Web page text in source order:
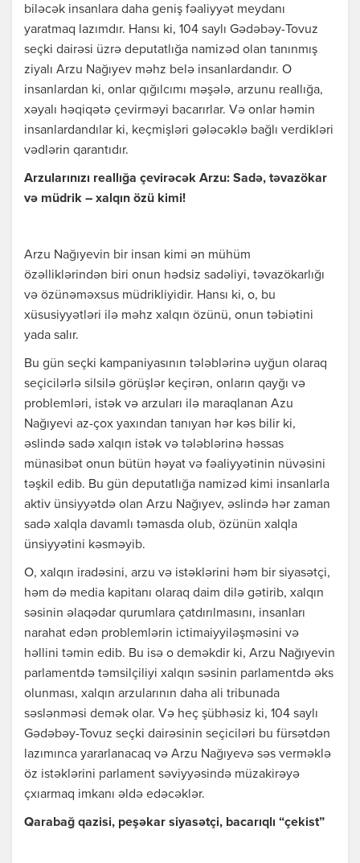
biləcək insanlara daha geniş fəaliyyət meydanı
yaratmaq lazımdır. Hansı ki, 104 saylı Gədəbəy-Tovuz
seçki dairəsi üzrə deputatlığa namizəd olan tanınmış
ziyalı Arzu Nağıyev məhz belə insanlardandır. O
insanlardan ki, onlar qığılcımı məşələ, arzunu reallığa,
xəyalı həqiqətə çevirməyi bacarırlar. Və onlar həmin
insanlardandılar ki, keçmişləri gələcəklə bağlı verdikləri
vədlərin qarantıdır.
Arzularınızı reallığa çevirəcək Arzu: Sadə, təvazökar
və müdrik – xalqın özü kimi!
Arzu Nağıyevin bir insan kimi ən mühüm
özəlliklərindən biri onun hədsiz sadəliyi, təvazökarlığı
və özünəməxsus müdrikliyidir. Hansı ki, o, bu
xüsusiyyətləri ilə məhz xalqın özünü, onun təbiətini
yada salır.
Bu gün seçki kampaniyasının tələblərinə uyğun olaraq
seçicilərlə silsilə görüşlər keçirən, onların qayğı və
problemləri, istək və arzuları ilə maraqlanan Azu
Nağıyevi az-çox yaxından tanıyan hər kəs bilir ki,
əslində sadə xalqın istək və tələblərinə həssas
münasibət onun bütün həyat və fəaliyyətinin nüvəsini
təşkil edib. Bu gün deputatlığa namizəd kimi insanlarla
aktiv ünsiyyətdə olan Arzu Nağıyev, əslində hər zaman
sadə xalqla davamlı təmasda olub, özünün xalqla
ünsiyyətini kəsməyib.
O, xalqın iradəsini, arzu və istəklərini həm bir siyasətçi,
həm də media kapitanı olaraq daim dilə gətirib, xalqın
səsinin əlaqədar qurumlara çatdırılmasını, insanları
narahat edən problemlərin ictimaiyyiləşməsini və
həllini təmin edib. Bu isə o deməkdir ki, Arzu Nağıyevin
parlamentdə təmsilçiliyi xalqın səsinin parlamentdə əks
olunması, xalqın arzularının daha ali tribunada
səslənməsi demək olar. Və heç şübhəsiz ki, 104 saylı
Gədəbəy-Tovuz seçki dairəsinin seçiciləri bu fürsətdən
lazımınca yararlanacaq və Arzu Nağıyevə səs verməklə
öz istəklərini parlament səviyyəsində müzakirəyə
çxıarmaq imkanı əldə edəcəklər.
Qarabağ qazisi, peşəkar siyasətçi, bacarıqlı “çekist”